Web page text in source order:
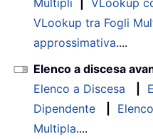
VLookup tra Fogli
approssimativa....
Elenco a discesa
Elenco a Discesa
Dipendente
Multipla....